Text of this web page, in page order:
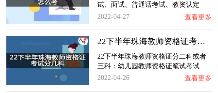
试、面试、普通话考试、教资认定
这…
2022-04-27 查看更多
22下半年珠海教师资格证考试分几科？
22下半年珠海教师资格证分二科或者
三科：幼儿园教师资格证笔试考试…
2022-04-26
查看更多